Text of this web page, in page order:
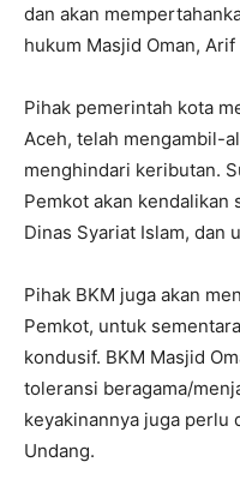
dan akan
hukum Masjid Oman, Arif
Pihak pemerintah kota
Aceh, telah mengambil-
menghindari keributan.
Pemkot akan kendalikan
Dinas Syariat Islam, dan
Pihak BKM juga akan
Pemkot, untuk
kondusif. BKM Masjid
toleransi beragama/
keyakinannya juga perlu
Undang.